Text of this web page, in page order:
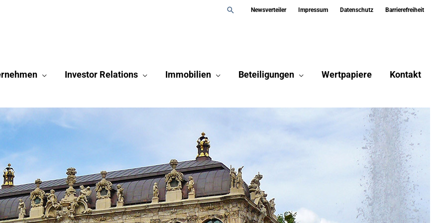
SuchenNewsverteiler Impressum Datenschutz Barrierefreiheit
Investor Relations Immobilien Beteiligungen Wertpapiere Kontakt